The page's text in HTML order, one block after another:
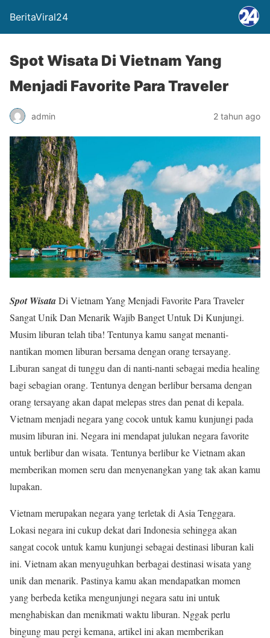
BeritaViral24
Spot Wisata Di Vietnam Yang
Menjadi Favorite Para Traveler
admin 2 tahun ago
Spot WisataDi Vietnam Yang Menjadi Favorite Para Traveler
Sangat Unik Dan Menarik Wajib Banget Untuk Di Kunjungi.
Musim liburan telah tiba! Tentunya kamu sangat menanti-
nantikan momen liburan bersama dengan orang tersayang.
Liburan sangat di tunggu dan di nanti-nanti sebagai media healing
bagi sebagian orang. Tentunya dengan berlibur bersama dengan
orang tersayang akan dapat melepas stres dan penat di kepala.
Vietnam menjadi negara yang cocok untuk kamu kunjungi pada
musim liburan ini. Negara ini mendapat julukan negara favorite
untuk berlibur dan wisata. Tentunya berlibur ke Vietnam akan
memberikan momen seru dan menyenangkan yang tak akan kamu
lupakan.
Vietnam merupakan negara yang terletak di Asia Tenggara.
Lokasi negara ini cukup dekat dari Indonesia sehingga akan
sangat cocok untuk kamu kunjungi sebagai destinasi liburan kali
ini. Vietnam akan menyuguhkan berbagai destinasi wisata yang
unik dan menarik. Pastinya kamu akan mendapatkan momen
yang berbeda ketika mengunjungi negara satu ini untuk
menghabiskan dan menikmati waktu liburan. Nggak perlu
bingung mau pergi kemana, artikel ini akan memberikan